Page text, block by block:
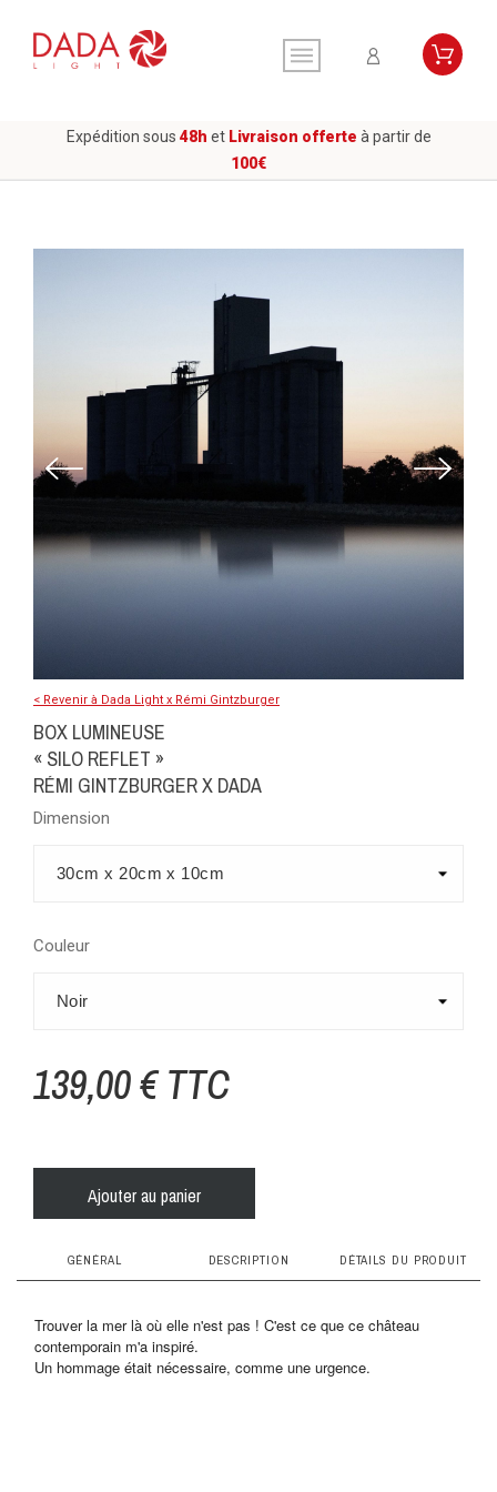
Expédition sous 48h et Livraison offerte à partir de
100€
< Revenir à Dada Light x Rémi Gintzburger
BOX LUMINEUSE
« SILO REFLET »
RÉMI GINTZBURGER X DADA
Dimension
Couleur
139,00 € TTC
Ajouter au panier
GÉNÉRAL DESCRIPTION DÉTAILS DU PRODUIT
Trouver la mer là où elle n'est pas ! C'est ce que ce château
contemporain m'a inspiré.
Un hommage était nécessaire, comme une urgence.
caissons en bois : le choix responsable
Les caissons lumineux DADA LIGHT sont
fiche technique